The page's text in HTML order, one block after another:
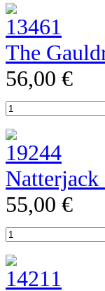
The
56,00 €
55,00 €